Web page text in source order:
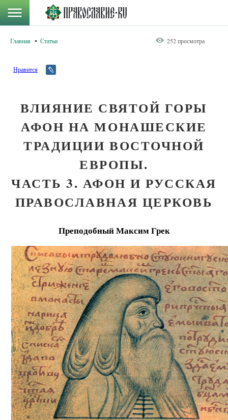
Главная Статьи 252 просмотра
Нравится
ВЛИЯНИЕ СВЯТОЙ ГОРЫ
АФОН НА МОНАШЕСКИЕ
ТРАДИЦИИ ВОСТОЧНОЙ
ЕВРОПЫ.
ЧАСТЬ 3. АФОН И РУССКАЯ
ПРАВОСЛАВНАЯ ЦЕРКОВЬ
Преподобный Максим Грек